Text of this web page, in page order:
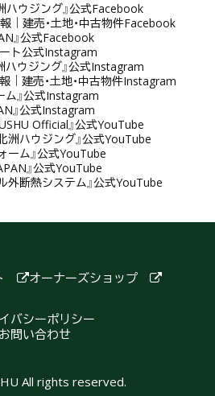
ハウジング』公式Facebook
｜建売・土地・中古物件Facebook
』公式Facebook
ト公式Instagram
ハウジング』公式Instagram
｜建売・土地・中古物件Instagram
ム』公式Instagram
』公式Instagram
Official』公式YouTube
洲ハウジング』公式YouTube
ーム』公式YouTube
』公式YouTube
外断熱システム』公式YouTube
オーナーズショップ
バシーポリシー
お問い合わせ
All rights reserved.